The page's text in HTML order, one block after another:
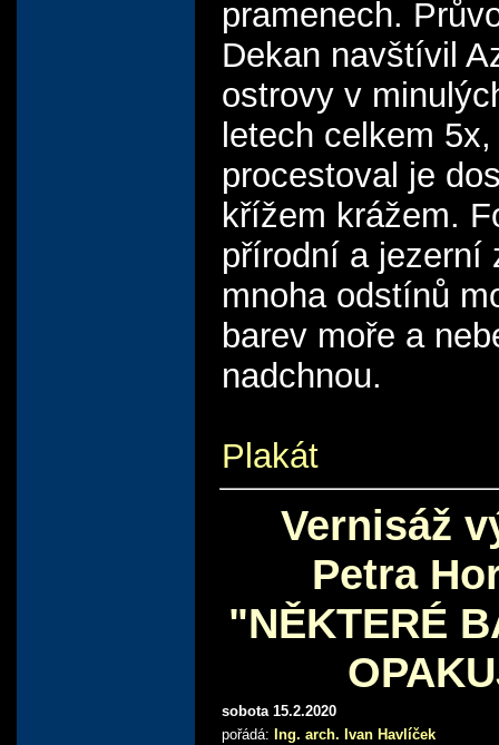
pramenech.
Dekan navštívil
ostrovy v
letech celkem 5x,
procestoval je
křížem krážem.
přírodní a jezerní
mnoha odstínů
barev moře a
nadchnou.
Plakát
Vernisáž
Petra
"NĚKTERÉ
sobota 15.2.2020
pořádá: Ing. arch. Ivan Havlíček